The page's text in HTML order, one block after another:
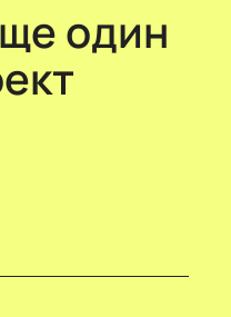
один